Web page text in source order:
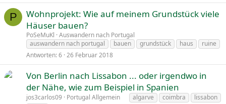
P
Wohnprojekt: Wie auf meinem Grundstück viele
Häuser bauen?
PoSeMuKl Auswandern nach Portugal
auswandern nach portugal
bauen grundstück haus
ruine
Antworten 6 26 Februar 2018
Von Berlin nach Lissabon ... oder irgendwo in
der Nähe, wie zum Beispiel in Spanien
jos3carlos09 Portugal Allgemein algarve coimbra
lissabon